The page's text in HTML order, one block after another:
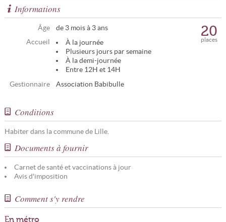
Informations
Âge
de 3 mois à 3 ans
Accueil
À la journée
Plusieurs jours par semaine
À la demi-journée
Entre 12H et 14H
Gestionnaire
Association Babibulle
places
20
Conditions
Habiter dans la commune de Lille.
Documents à fournir
Carnet de santé et vaccinations à jour
Avis d'imposition
Comment s'y rendre
En métro